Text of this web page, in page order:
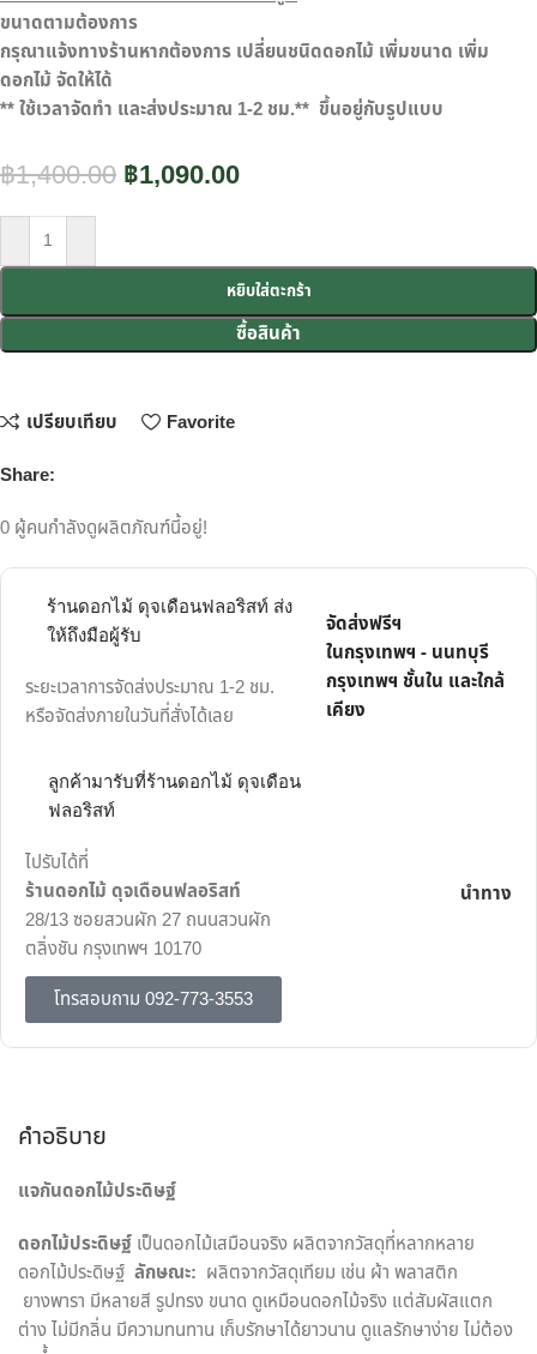
ขนาดตามต้องการ
กรุณาแจ้งทางร้านหากต้องการ เปลี่ยนชนิดดอกไม้ เพิ่มขนาด เพิ่ม
ดอกไม้ จัดให้ได้
** ใช้เวลาจัดทำ และส่งประมาณ 1-2 ชม.** ขึ้นอยู่กับรูปแบบ
฿1,400.00 ฿1,090.00
หยิบใส่ตะกร้า
ซื้อสินค้า
เปรียบเทียบ
Favorite
Share:
0 ผู้คนกำลังดูผลิตภัณฑ์นี้อยู่!
ร้านดอกไม้ ดุจเดือนฟลอริสท์ ส่ง
ให้ถึงมือผู้รับ
ระยะเวลาการจัดส่งประมาณ 1-2 ชม.
หรือจัดส่งภายในวันที่สั่งได้เลย
จัดส่งฟรีฯ
ในกรุงเทพฯ - นนทบุรี
กรุงเทพฯ ชั้นใน และใกล้
เคียง
ลูกค้ามารับที่ร้านดอกไม้ ดุจเดือน
ฟลอริสท์
ไปรับได้ที่
ร้านดอกไม้ ดุจเดือนฟลอริสท์
28/13 ซอยสวนผัก 27 ถนนสวนผัก
ตลิ่งชัน กรุงเทพฯ 10170
โทรสอบถาม 092-773-3553
นำทาง
คำอธิบาย
แจกันดอกไม้ประดิษฐ์
ดอกไม้ประดิษฐ์ เป็นดอกไม้เสมือนจริง ผลิตจากวัสดุที่หลากหลาย
ดอกไม้ประดิษฐ์ ลักษณะ: ผลิตจากวัสดุเทียม เช่น ผ้า พลาสติก
ยางพารา มีหลายสี รูปทรง ขนาด ดูเหมือนดอกไม้จริง แต่สัมผัสแตก
ต่าง ไม่มีกลิ่น มีความทนทาน เก็บรักษาได้ยาวนาน ดูแลรักษาง่าย ไม่ต้อง